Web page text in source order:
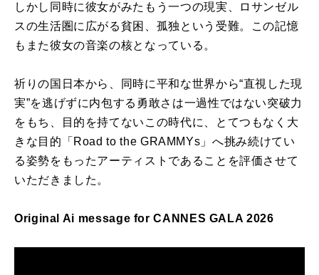
しかし同時に彼女がみたもう一つの現実、ロサンゼル
スの生活圏に広がる貧困、孤独という受難。この記憶
もまた彼女の音楽の核となっている。
祈りの国日本から、同時に平和な世界から“直視した現
実”を逃げずに内包する勇敢さは一過性ではない突破力
をもち、目的を持てないこの時代に、とてつもなく大
きな目的「Road to the GRAMMYs」へ挑み続けてい
る姿勢をもったアーティストであることを評価させて
いただきました。
Original Ai message for CANNES GALA 2026